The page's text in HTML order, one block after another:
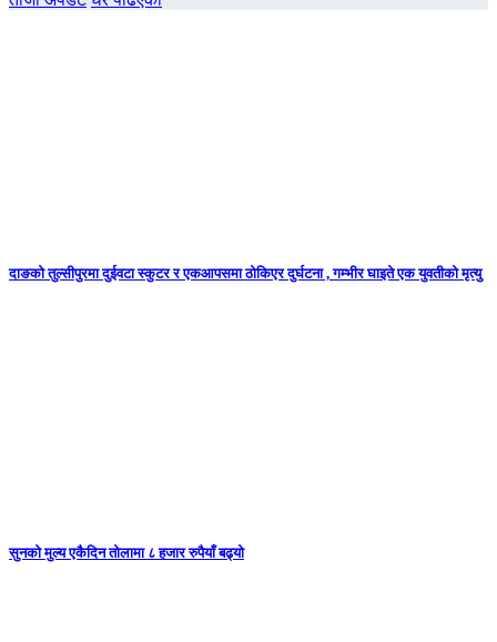
दाङको तुल्सीपुरमा दुईवटा स्कुटर र एकआपसमा ठोकिएर दुर्घटना , गम्भीर घाइते एक युवतीको मृत्यु
सुनकाे मुल्य एकैदिन तोलामा ८ हजार रुपैयाँ बढ्यो